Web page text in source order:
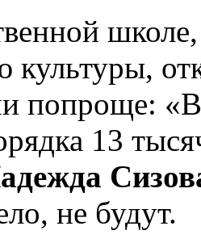
школе,
культуры,
попроще:
13
не будут.